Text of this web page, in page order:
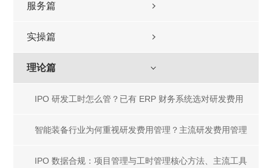
服务篇
实操篇
理论篇
IPO 研发工时怎么管？已有 ERP 财务系统选对研发费用
管理工具
智能装备行业为何重视研发费用管理？主流研发费用管理
工具盘点
IPO 数据合规：项目管理与工时管理核心方法、主流工具